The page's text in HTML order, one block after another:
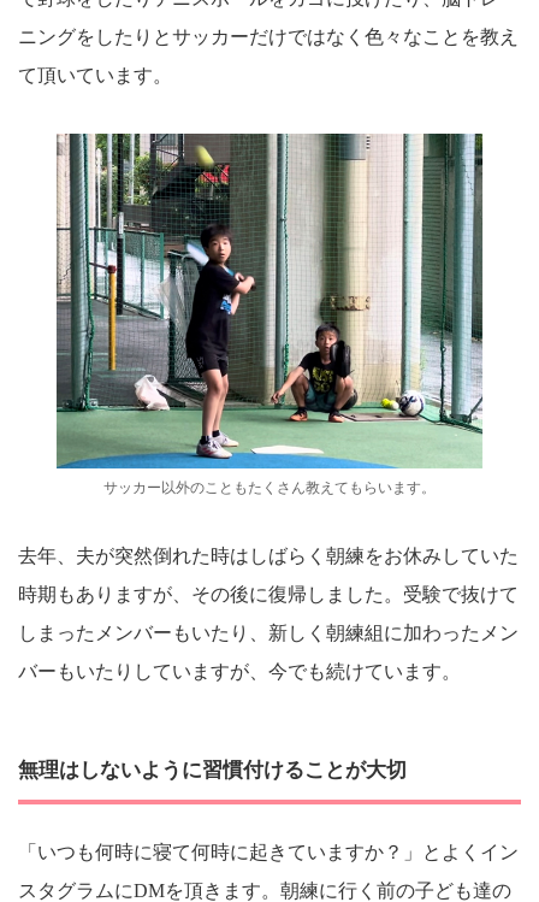
ニングをしたりとサッカーだけではなく色々なことを教え
て頂いています。
サッカー以外のこともたくさん教えてもらいます。
去年、夫が突然倒れた時はしばらく朝練をお休みしていた
時期もありますが、その後に復帰しました。受験で抜けて
しまったメンバーもいたり、新しく朝練組に加わったメン
バーもいたりしていますが、今でも続けています。
無理はしないように習慣付けることが大切
「いつも何時に寝て何時に起きていますか？」とよくイン
スタグラムにDMを頂きます。朝練に行く前の子ども達の